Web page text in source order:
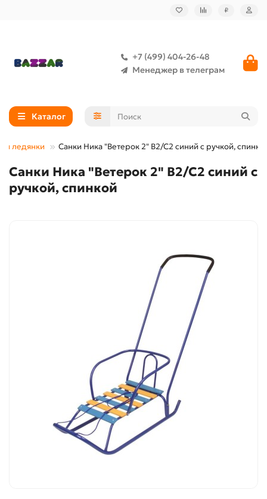
₽
+7 (499) 404-26-48
Менеджер в телеграм
Каталог
ледянки Санки Ника "Ветерок 2" В2/С2 синий с ручкой,
Санки Ника "Ветерок 2" В2/С2 синий с
ручкой, спинкой